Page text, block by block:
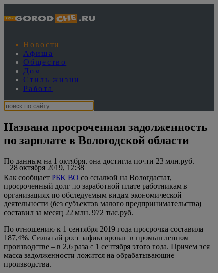
Новости
Афиша
Общество
Дом
Стиль жизни
Работа
Названа просроченная задолженность
по зарплате в Вологодской области
28 октября 2019, 12:38
По данным на 1 октября, она достигла почти 23 млн.руб.
Как сообщает РБК ВО со ссылкой на Вологдастат,
просроченный долг по заработной плате работникам в
организациях по обследуемым видам экономической
деятельности (без субъектов малого предпринимательства)
составил за месяц 22 млн. 972 тыс.руб.
По отношению к 1 сентября 2019 года просрочка составила
187,4%. Сильный рост зафиксирован в промышленном
производстве – в 2,6 раза с 1 сентября этого года. Причем вся
масса задолженности ложится на обрабатывающие
производства.